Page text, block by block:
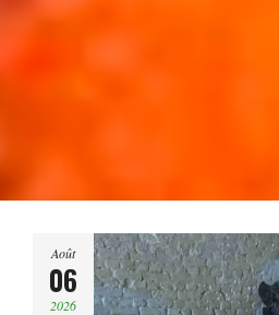
Août
06
2026